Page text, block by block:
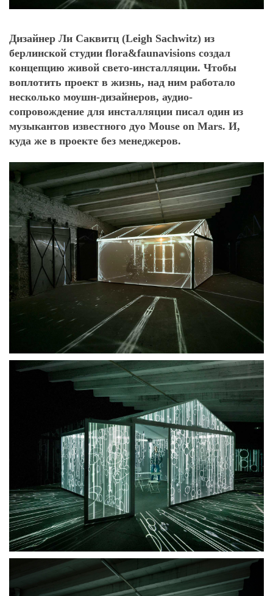
Дизайнер Ли Саквитц (Leigh Sachwitz) из
берлинской студии flora&faunavisions создал
концепцию живой свето-инсталляции. Чтобы
воплотить проект в жизнь, над ним работало
несколько моушн-дизайнеров, аудио-
сопровождение для инсталляции писал один из
музыкантов известного дуо Mouse on Mars. И,
куда же в проекте без менеджеров.